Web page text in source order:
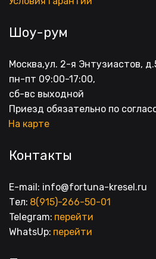
Шоу-рум
Москва,ул. 2-я Энтузиастов,
пн-пт 09:00-17:00,
сб-вс выходной
Приезд обязательно по
На карте
Контакты
E-mail: info@fortuna-kresel.ru
Тел: 8(915)-266-50-01
Telegram: перейти
WhatsUp: перейти